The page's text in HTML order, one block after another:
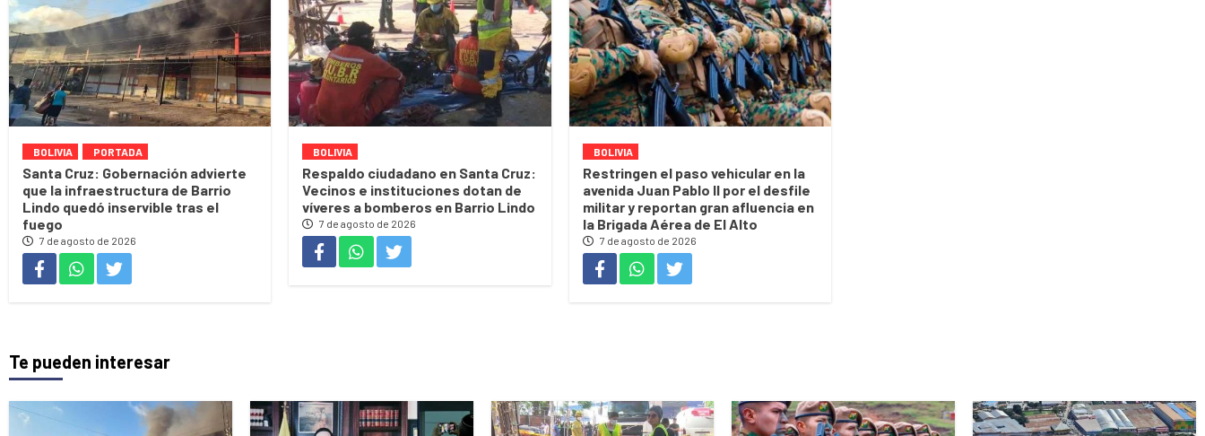
BOLIVIA PORTADA
Santa Cruz: Gobernación advierte
que la infraestructura de Barrio
Lindo quedó inservible tras el
fuego
7 de agosto de 2026
BOLIVIA
Respaldo ciudadano en Santa Cruz:
Vecinos e instituciones dotan de
víveres a bomberos en Barrio Lindo
7 de agosto de 2026
BOLIVIA
Restringen el paso vehicular en la
avenida Juan Pablo II por el desfile
militar y reportan gran afluencia en
la Brigada Aérea de El Alto
7 de agosto de 2026
Te pueden interesar